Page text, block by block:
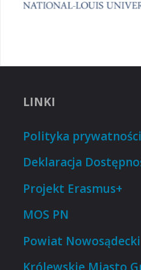
LINKI
Polityka prywatności
Deklaracja
Projekt Erasmus+
MOS PN
Powiat Nowosądecki